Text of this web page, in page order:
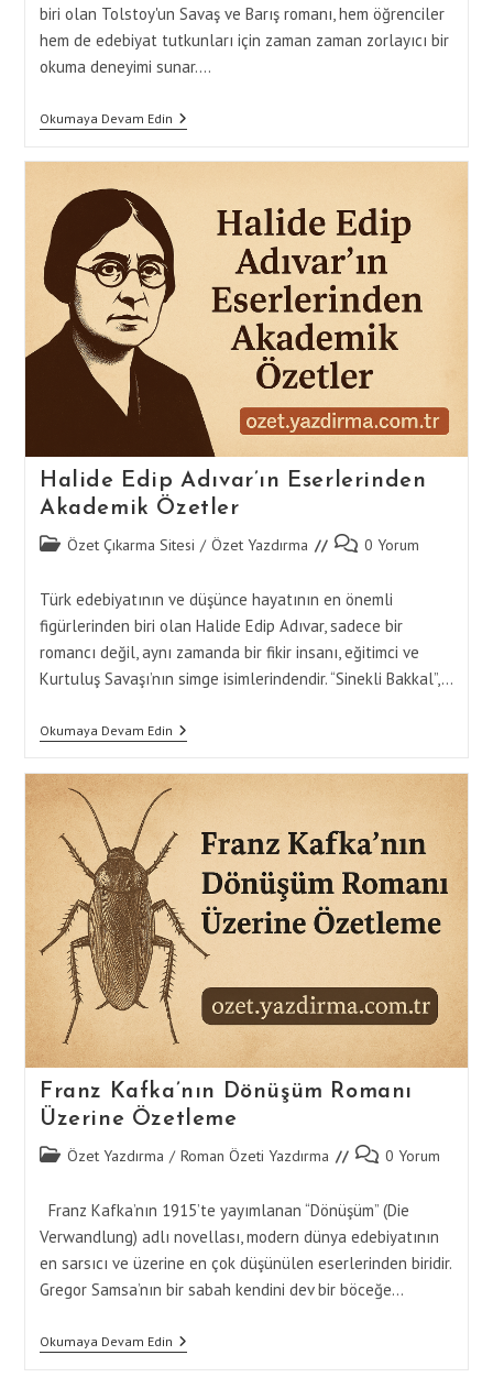
biri olan Tolstoy'un Savaş ve Barış romanı, hem öğrenciler
hem de edebiyat tutkunları için zaman zaman zorlayıcı bir
okuma deneyimi sunar.…
Okumaya Devam EdinTolstoy’un
Savaş
Yazdırma
Deneyimi
Halide Edip Adıvar’ın Eserlerinden
Akademik Özetler
Post Özet Çıkarma Sitesi / Özet Yazdırma
Post 0 Yorum
Türk edebiyatının ve düşünce hayatının en önemli
figürlerinden biri olan Halide Edip Adıvar, sadece bir
romancı değil, aynı zamanda bir fikir insanı, eğitimci ve
Kurtuluş Savaşı’nın simge isimlerindendir. “Sinekli Bakkal”,…
Okumaya Devam EdinHalide
Edip
Eserlerinden
Akademik
Franz Kafka’nın Dönüşüm Romanı
Üzerine Özetleme
Post Özet Yazdırma / Roman Özeti Yazdırma
Post 0 Yorum
Franz Kafka’nın 1915’te yayımlanan “Dönüşüm” (Die
Verwandlung) adlı novellası, modern dünya edebiyatının
en sarsıcı ve üzerine en çok düşünülen eserlerinden biridir.
Gregor Samsa’nın bir sabah kendini dev bir böceğe…
Okumaya Devam EdinFranz
Kafka’nın